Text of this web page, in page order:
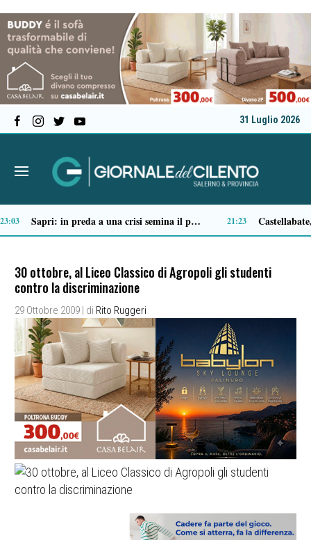
31 Luglio 2026
Ascea, nuova giunta per Sansone: Filippo Dragone vicesindaco, Egidio Criscuolo assessore ai Lavori Pubblici 14:51 Tortorella celebra la Fiera di San Basilio: tra antichi mestieri, bestiame e la musica della Bandabardò
30 ottobre, al Liceo Classico di Agropoli gli studenti
contro la discriminazione
29 Ottobre 2009 | di Rito Ruggeri